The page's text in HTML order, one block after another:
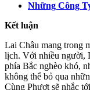
Những Công
Kết luận
Lai Châu mang trong
lịch. Với nhiều người,
phía Bắc nghèo khó,
không thể bỏ qua
Cùng Phượt sẽ nhắc